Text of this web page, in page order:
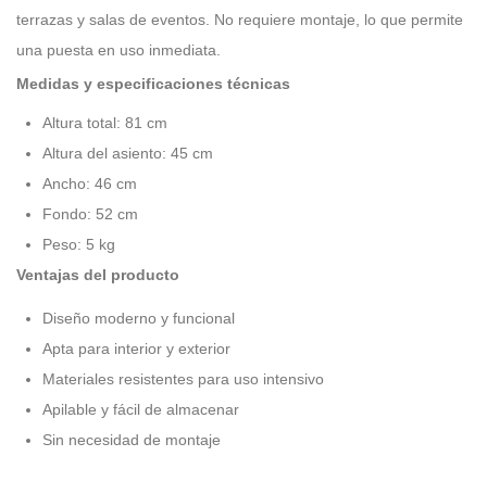
terrazas y salas de eventos. No requiere montaje, lo que permite
una puesta en uso inmediata.
Medidas y especificaciones técnicas
Altura total: 81 cm
Altura del asiento: 45 cm
Ancho: 46 cm
Fondo: 52 cm
Peso: 5 kg
Ventajas del producto
Diseño moderno y funcional
Apta para interior y exterior
Materiales resistentes para uso intensivo
Apilable y fácil de almacenar
Sin necesidad de montaje